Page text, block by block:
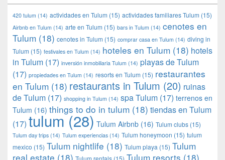
420 tulum (14) actividades en Tulum (15) actividades familiares Tulum (15)
Airbnb en Tulum (14) arte en Tulum (15) bars in Tulum (14) cenotes en
Tulum (18) cenotes in Tulum (15) comprar casa en Tulum (14) diving in
Tulum (15) festivales en Tulum (14) hoteles en Tulum (18) hotels
in Tulum (17) inversión inmobiliaria Tulum (14) playas de Tulum
(17) propiedades en Tulum (14) resorts en Tulum (15) restaurantes
en Tulum (18) restaurants in Tulum (20) ruinas
de Tulum (17) shopping in Tulum (14) spa Tulum (17) terrenos en
Tulum (16) things to do in tulum (18) tiendas en Tulum
(17) tulum(28) Tulum Airbnb (16) Tulum clubs (15)
Tulum day trips (14) Tulum experiencias (14) Tulum honeymoon (15) tulum
mexico (15) Tulum nightlife (18) Tulum playa (15) Tulum
real estate (18) Tulum rentals (15) Tulum resorts (18)